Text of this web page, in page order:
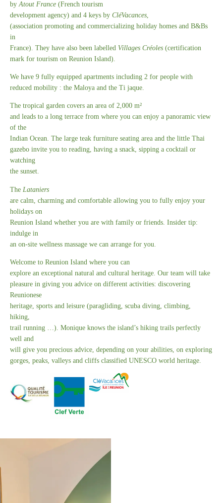
by Atout France (French tourism
development agency) and 4 keys by CléVacances
(association promoting and commercializing holiday homes and B&Bs
in
France). They have also been labelled Villages Créoles (certification
mark for tourism on Reunion Island).
We have 9 fully equipped apartments including 2 for people with
reduced mobility : the Maloya and the Ti jaque.
The tropical garden covers an area of 2,000 m²
and leads to a long terrace from where you can enjoy a panoramic view
of the
Indian Ocean. The large teak furniture seating area and the little Thai
gazebo invite you to reading, having a snack, sipping a cocktail or
watching
the sunset.
The Lataniers
are calm, charming and comfortable allowing you to fully enjoy your
holidays on
Reunion Island whether you are with family or friends. Insider tip:
indulge in
an on-site wellness massage we can arrange for you.
Welcome to Reunion Island where you can
explore an exceptional natural and cultural heritage. Our team will take
pleasure in giving you advice on different activities: discovering
Reunionese
heritage, sports and leisure (paragliding, scuba diving, climbing,
hiking,
trail running …). Monique knows the island’s hiking trails perfectly
well and
will give you precious advice, depending on your abilities, on exploring
gorges, peaks, valleys and cliffs classified UNESCO world heritage.